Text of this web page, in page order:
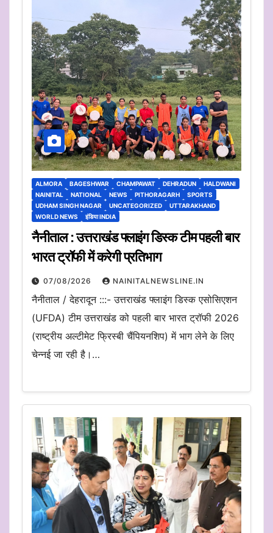
ALMORA BAGESHWAR CHAMPAWAT DEHRADUN
HALDWANI
NAINITAL
NATIONAL NEWS PITHORAGARH
SPORTS
UDHAM SINGH NAGAR
UNCATEGORIZED
UTTARAKHAND
WORLD NEWS
इंडिया INDIA
नैनीताल : उत्तराखंड फ्लाइंग डिस्क टीम पहली बार
भारत ट्रॉफी में करेगी प्रतिभाग
07/08/2026 NAINITALNEWSLINE.IN
नैनीताल / देहरादून :::- उत्तराखंड फ्लाइंग डिस्क एसोसिएशन
(UFDA) टीम उत्तराखंड को पहली बार भारत ट्रॉफी 2026
(राष्ट्रीय अल्टीमेट फ्रिस्बी चैंपियनशिप) में भाग लेने के लिए
चेन्नई जा रही है।…